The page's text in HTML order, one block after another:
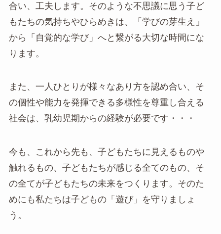
合い、工夫します。そのような不思議に思う子ど
もたちの気持ちやひらめきは、「学びの芽生え」
から「自覚的な学び」へと繋がる大切な時間にな
ります。
また、一人ひとりが様々なあり方を認め合い、そ
の個性や能力を発揮できる多様性を尊重し合える
社会は、乳幼児期からの経験が必要です・・・
今も、これから先も、子どもたちに見えるものや
触れるもの、子どもたちが感じる全てのもの、そ
の全てが子どもたちの未来をつくります。そのた
めにも私たちは子どもの「遊び」を守りましょ
う。